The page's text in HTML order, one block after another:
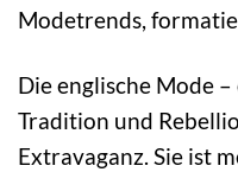
Modetrends,
Die englische Mode
Tradition und
Extravaganz. Sie ist